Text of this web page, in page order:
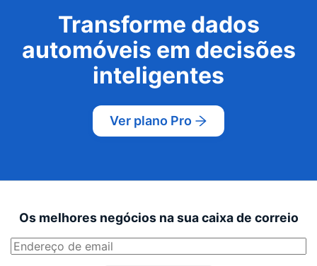
Transforme dados
automóveis em decisões
inteligentes
Ver plano Pro
Os melhores negócios na sua caixa de correio